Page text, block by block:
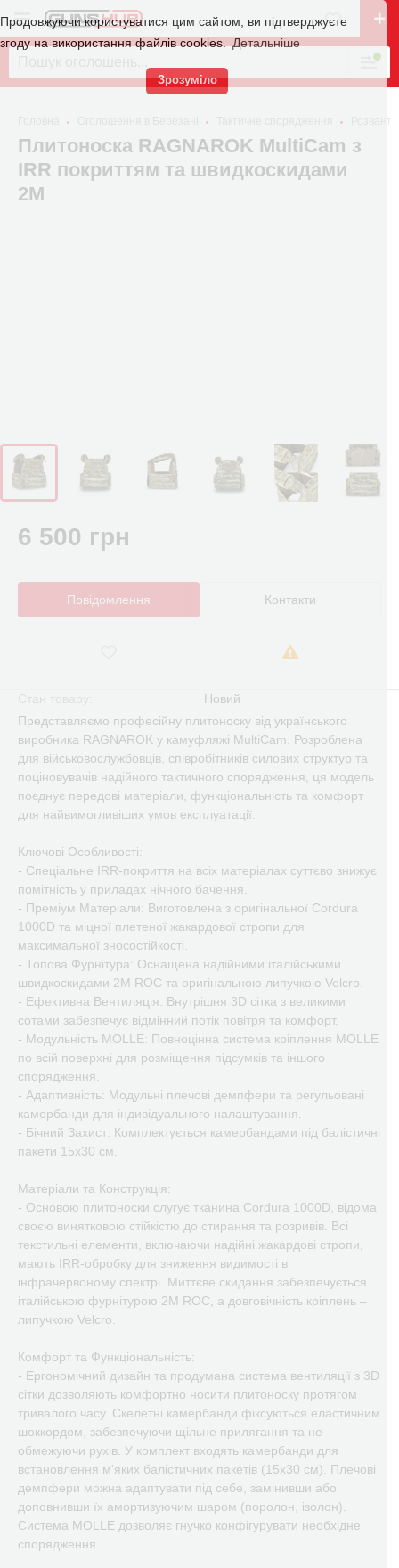
Продовжуючи користуватися цим сайтом, ви підтверджуєте
згоду на використання файлів cookies.
Детальніше
Зрозуміло
Плитоноска RAGNAROK MultiCam з
IRR покриттям та швидкоскидами
2M
6 500 грн
Повідомлення Контакти
Новий
Представляємо професійну плитоноску від українського
виробника RAGNAROK у камуфляжі MultiCam. Розроблена
для військовослужбовців, співробітників силових структур та
поціновувачів надійного тактичного спорядження, ця модель
поєднує передові матеріали, функціональність та комфорт
для найвимогливіших умов експлуатації.
Ключові Особливості:
- Спеціальне IRR-покриття на всіх матеріалах суттєво знижує
помітність у приладах нічного бачення.
- Преміум Матеріали: Виготовлена з оригінальної Cordura
1000D та міцної плетеної жакардової стропи для
максимальної зносостійкості.
- Топова Фурнітура: Оснащена надійними італійськими
швидкоскидами 2M ROC та оригінальною липучкою Velcro.
- Ефективна Вентиляція: Внутрішня 3D сітка з великими
сотами забезпечує відмінний потік повітря та комфорт.
- Модульність MOLLE: Повноцінна система кріплення MOLLE
по всій поверхні для розміщення підсумків та іншого
спорядження.
- Адаптивність: Модульні плечові демпфери та регульовані
камербанди для індивідуального налаштування.
- Бічний Захист: Комплектується камербандами під балістичні
пакети 15х30 см.
Матеріали та Конструкція:
- Основою плитоноски слугує тканина Cordura 1000D, відома
своєю винятковою стійкістю до стирання та розривів. Всі
текстильні елементи, включаючи надійні жакардові стропи,
мають IRR-обробку для зниження видимості в
інфрачервоному спектрі. Миттєве скидання забезпечується
італійською фурнітурою 2M ROC, а довговічність кріплень –
липучкою Velcro.
Комфорт та Функціональність:
- Ергономічний дизайн та продумана система вентиляції з 3D
сітки дозволяють комфортно носити плитоноску протягом
тривалого часу. Скелетні камербанди фіксуються еластичним
шоккордом, забезпечуючи щільне прилягання та не
обмежуючи рухів. У комплект входять камербанди для
встановлення м'яких балістичних пакетів (15х30 см). Плечові
демпфери можна адаптувати під себе, замінивши або
доповнивши їх амортизуючим шаром (поролон, ізолон).
Система MOLLE дозволяє гнучко конфігурувати необхідне
спорядження.